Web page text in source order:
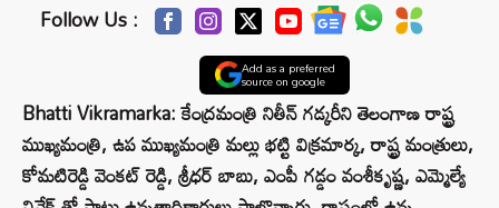
Follow Us :
Add as a preferred
source on google
Bhatti Vikramarka: కేంద్రమంత్రి నితీన్ గడ్కరీని తెలంగాణ రాష్ట్ర
ముఖ్యమంత్రి, ఉప ముఖ్యమంత్రి మల్లు భట్టి విక్రమార్క, రాష్ట్ర మంత్రులు,
కోమటిరెడ్డి వెంకట్ రెడ్డి, శ్రీధర్ బాబు, ఎంపీ గడ్డం వంశీకృష్ణ, ఎమ్మెల్యే